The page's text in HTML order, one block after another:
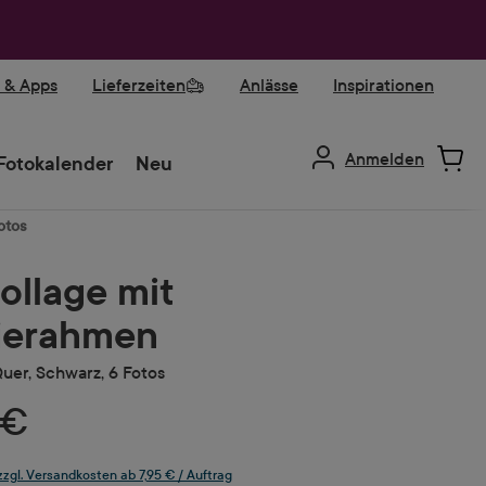
Apps Lieferzeiten Anlässe Inspirationen
Fotokalender Neu Anmelden
mit
Schwarz, 6 Fotos
Versandkosten ab 7,95 € / Auftrag